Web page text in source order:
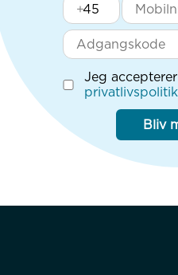
+
Jeg
privatlivspolitik
Bliv